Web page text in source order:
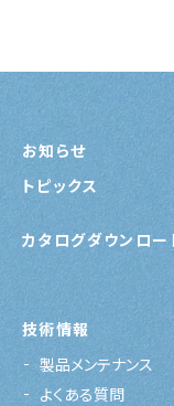
お知らせ
トピックス
カタログダウンロー
技術情報
製品メンテナンス
よくある質問